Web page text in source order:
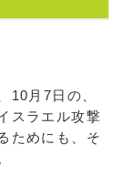
10月7日の、
スラエル攻撃
ためにも、そ